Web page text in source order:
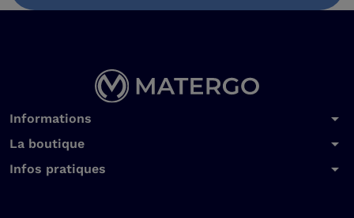
Informations arrow_drop_down
La boutique arrow_drop_down
Infos pratiques arrow_drop_down